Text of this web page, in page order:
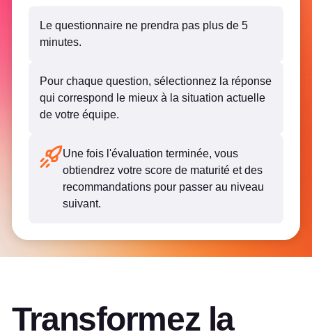
Le questionnaire ne prendra pas plus de 5
minutes.
Pour chaque question, sélectionnez la réponse
qui correspond le mieux à la situation actuelle
de votre équipe.
Une fois l'évaluation terminée, vous
obtiendrez votre score de maturité et des
recommandations pour passer au niveau
suivant.
Transformez la